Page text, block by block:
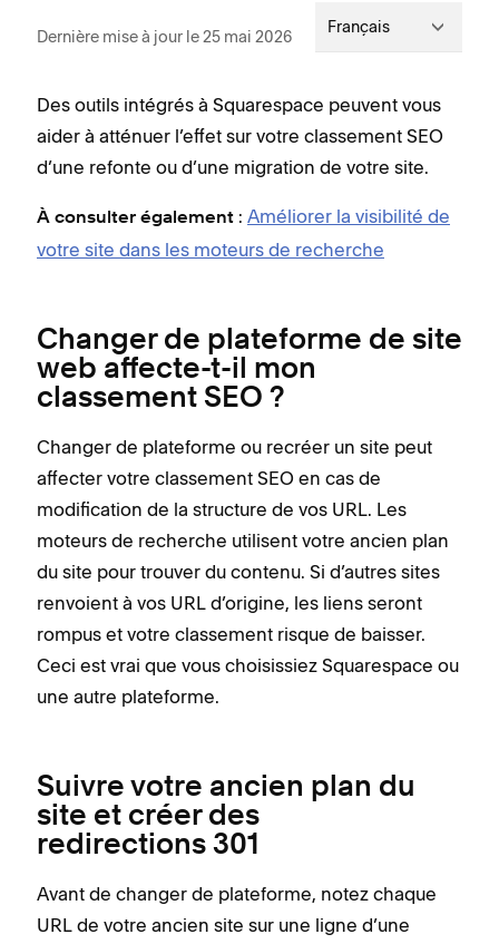
Dernière mise à jour le 25 mai 2026 Français
Des outils intégrés à Squarespace peuvent vous
aider à atténuer l’effet sur votre classement SEO
d’une refonte ou d’une migration de votre site.
À consulter également : Améliorer la visibilité de
votre site dans les moteurs de recherche
Changer de plateforme de site
web affecte-t-il mon
classement SEO ?
Changer de plateforme ou recréer un site peut
affecter votre classement SEO en cas de
modification de la structure de vos URL. Les
moteurs de recherche utilisent votre ancien plan
du site pour trouver du contenu. Si d’autres sites
renvoient à vos URL d’origine, les liens seront
rompus et votre classement risque de baisser.
Ceci est vrai que vous choisissiez Squarespace ou
une autre plateforme.
Suivre votre ancien plan du
site et créer des
redirections 301
Avant de changer de plateforme, notez chaque
URL de votre ancien site sur une ligne d’une